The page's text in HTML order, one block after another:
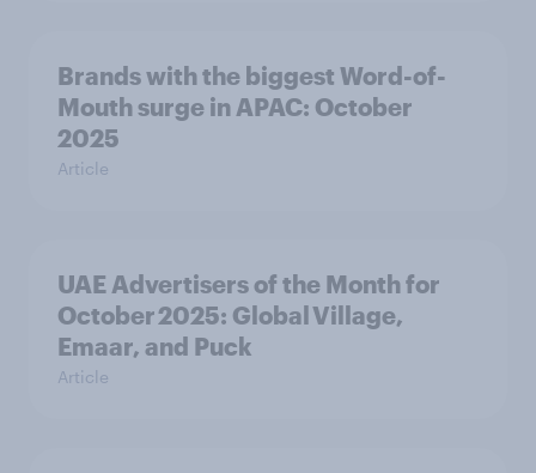
Brands with the biggest Word-of-
Mouth surge in APAC: October
2025
Article
UAE Advertisers of the Month for
October 2025: Global Village,
Emaar, and Puck
Article